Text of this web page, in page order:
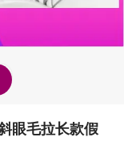
眼毛拉长款假